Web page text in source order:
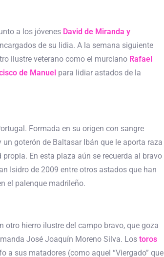
a los jóvenes David de Miranda y
de su lidia. A la semana siguiente
ilustre veterano como el murciano Rafael
de Manuel para lidiar astados de la
Formada en su origen con sangre
goterón de Baltasar Ibán que le aporta raza
En esta plaza aún se recuerda al bravo
Isidro de 2009 entre otros astados que han
el palenque madrileño.
otro hierro ilustre del campo bravo, que goza
José Joaquín Moreno Silva. Los toros
a sus matadores (como aquel “Viergado” que